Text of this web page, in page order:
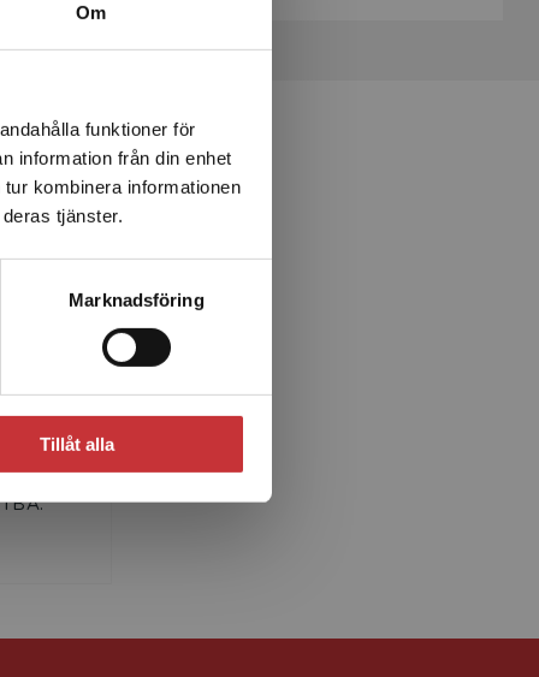
Om
funktioner för
information från din enhet
kombinera informationen
tjänster.
Marknadsföring
Tillåt alla